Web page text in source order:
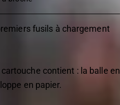
fusils à chargement
contient : la balle en
en papier.